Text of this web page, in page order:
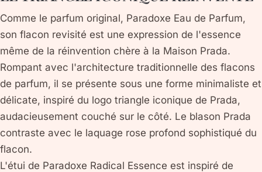
Comme le parfum original, Paradoxe Eau de Parfum,
son flacon revisité est une expression de l'essence
même de la réinvention chère à la Maison Prada.
Rompant avec l'architecture traditionnelle des flacons
de parfum, il se présente sous une forme minimaliste et
délicate, inspiré du logo triangle iconique de Prada,
audacieusement couché sur le côté. Le blason Prada
contraste avec le laquage rose profond sophistiqué du
flacon.
L'étui de Paradoxe Radical Essence est inspiré de